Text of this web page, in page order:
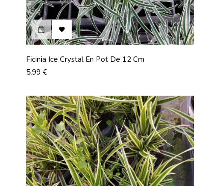

Ficinia Ice Crystal En Pot De 12 Cm
Prix
5,99 €